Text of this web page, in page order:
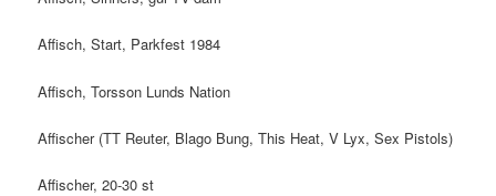
Affisch, Start, Parkfest 1984
Affisch, Torsson Lunds Nation
Affischer (TT Reuter, Blago Bung, This Heat, V Lyx, Sex Pistols)
Affischer, 20-30 st